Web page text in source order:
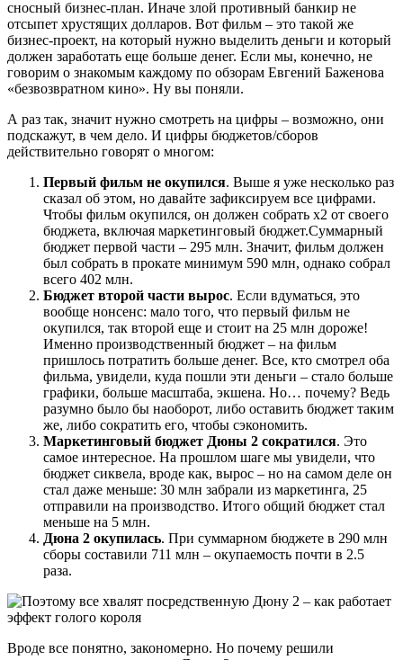
сносный бизнес-план. Иначе злой противный банкир не
отсыпет хрустящих долларов. Вот фильм – это такой же
бизнес-проект, на который нужно выделить деньги и который
должен заработать еще больше денег. Если мы, конечно, не
говорим о знакомым каждому по обзорам Евгений Баженова
«безвозвратном кино». Ну вы поняли.
А раз так, значит нужно смотреть на цифры – возможно, они
подскажут, в чем дело. И цифры бюджетов/сборов
действительно говорят о многом:
Первый фильм не окупился. Выше я уже несколько раз
сказал об этом, но давайте зафиксируем все цифрами.
Чтобы фильм окупился, он должен собрать х2 от своего
бюджета, включая маркетинговый бюджет.Суммарный
бюджет первой части – 295 млн. Значит, фильм должен
был собрать в прокате минимум 590 млн, однако собрал
всего 402 млн.
Бюджет второй части вырос. Если вдуматься, это
вообще нонсенс: мало того, что первый фильм не
окупился, так второй еще и стоит на 25 млн дороже!
Именно производственный бюджет – на фильм
пришлось потратить больше денег. Все, кто смотрел оба
фильма, увидели, куда пошли эти деньги – стало больше
графики, больше масштаба, экшена. Но… почему? Ведь
разумно было бы наоборот, либо оставить бюджет таким
же, либо сократить его, чтобы сэкономить.
Маркетинговый бюджет Дюны 2 сократился. Это
самое интересное. На прошлом шаге мы увидели, что
бюджет сиквела, вроде как, вырос – но на самом деле он
стал даже меньше: 30 млн забрали из маркетинга, 25
отправили на производство. Итого общий бюджет стал
меньше на 5 млн.
Дюна 2 окупилась. При суммарном бюджете в 290 млн
сборы составили 711 млн – окупаемость почти в 2.5
раза.
Вроде все понятно, закономерно. Но почему решили